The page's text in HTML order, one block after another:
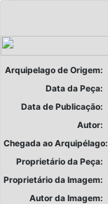
Arquipelago de Origem:
Data da Peça:
Data de Publicação:
Autor:
Chegada ao Arquipélago:
Proprietário da Peça:
Proprietário da Imagem:
Autor da Imagem: